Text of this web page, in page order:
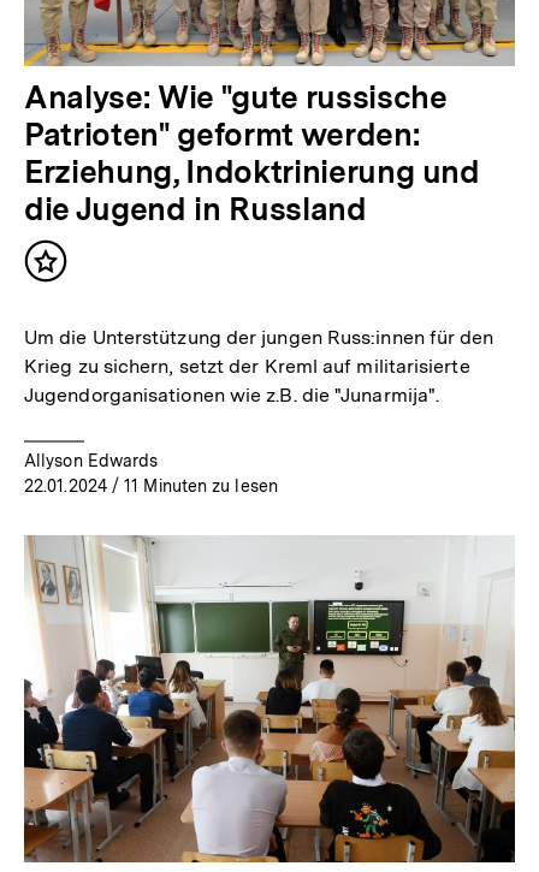
Analyse: Wie "gute russische
Patrioten" geformt werden:
Erziehung, Indoktrinierung und
die Jugend in Russland
Inhalt
Um die Unterstützung der jungen Russ:innen für den
Krieg zu sichern, setzt der Kreml auf militarisierte
Jugendorganisationen wie z.B. die "Junarmija".
Allyson Edwards
22.01.2024/ 11 Minuten zu lesen